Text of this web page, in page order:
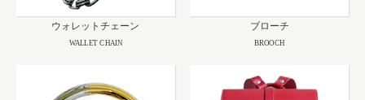
ウォレットチェーン
WALLET CHAIN
ブローチ
BROOCH